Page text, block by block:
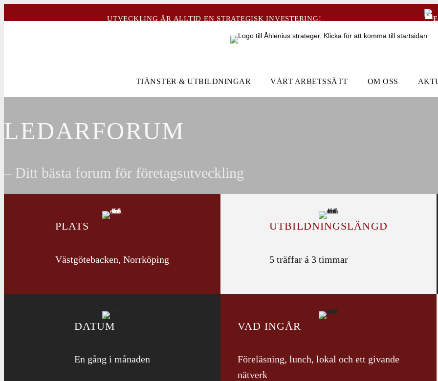
UTVECKLING ÄR ALLTID EN STRATEGISK INVESTERING!
TJÄNSTER & UTBILDNINGAR VÅRT ARBETSSÄTT OM OSS
LEDARFORUM
– Ditt bästa forum för företagsutveckling
PLATS
Västgötebacken, Norrköping
UTBILDNINGS­­LÄNGD
5 träffar á 3 timmar
DATUM
En gång i månaden
VAD INGÅR
Föreläsning, lunch, lokal och ett givande
nätverk